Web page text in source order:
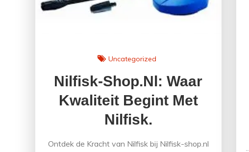
Uncategorized
Nilfisk-Shop.nl: Waar
Kwaliteit Begint Met
Nilfisk.
Ontdek de Kracht van Nilfisk bij Nilfisk-shop.nl